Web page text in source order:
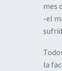
mes
-el
la